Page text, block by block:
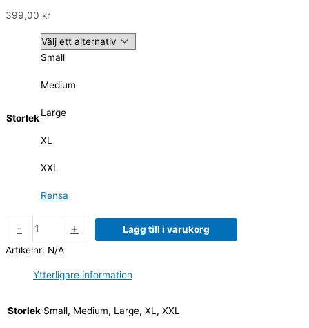
399,00 kr
Storlek
Small
Medium
Large
XL
XXL
Rensa
- +
Lägg till i varukorg
Artikelnr: N/A
Ytterligare information
Storlek Small, Medium, Large, XL, XXL